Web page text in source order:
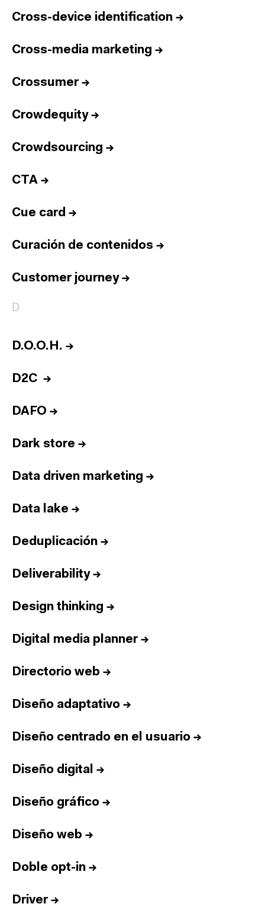
Cross-device identification →
Cross-media marketing →
Crossumer→
Crowdequity→
Crowdsourcing →
CTA →
Cue card →
Curación de contenidos →
Customer journey→
D
D.O.O.H. →
D2C →
DAFO →
Dark store →
Data driven marketing →
Data lake →
Deduplicación →
Deliverability→
Design thinking →
Digital media planner→
Directorio web →
Diseño adaptativo →
Diseño centrado en el usuario →
Diseño digital →
Diseño gráfico →
Diseño web →
Doble opt-in →
Driver→